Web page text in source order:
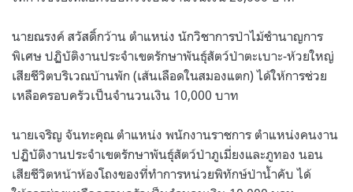
นายณรงค์ สวัสดิ์กว้าน ตำแหน่ง นักวิชาการป่าไม้ชำนาญการ
พิเศษ ปฏิบัติงานประจำเขตรักษาพันธุ์สัตว์ป่าตะเบาะ-ห้วยใหญ่
เสียชีวิตบริเวณบ้านพัก (เส้นเลือดในสมองแตก) ได้ให้การช่วย
เหลือครอบครัวเป็นจำนวนเงิน 10,000 บาท
นายเจริญ จันทะคุณ ตำแหน่ง พนักงานราชการ ตำแหน่งคนงาน
ปฏิบัติงานประจำเขตรักษาพันธุ์สัตว์ป่าภูเมี่ยงและภูทอง นอน
เสียชีวิตหน้าห้องโถงของที่ทำการหน่วยพิทักษ์ป่าน้ำคับ ได้